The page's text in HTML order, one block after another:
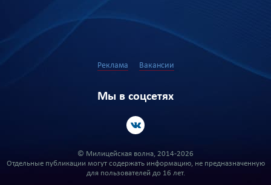
Реклама Вакансии
Мы в соцсетях
© Милицейская волна, 2014-2026
Отдельные публикации могут содержать информацию, не предназначенную
для пользователей до 16 лет.